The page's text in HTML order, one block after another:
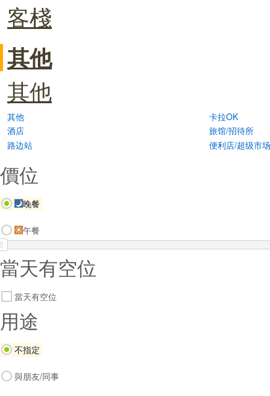
客棧
其他
其他
其他
卡拉OK
酒店
旅馆/招待所
路边站
便利店/超级市场
價位
晚餐
午餐
當天有空位
當天有空位
用途
不指定
與朋友/同事